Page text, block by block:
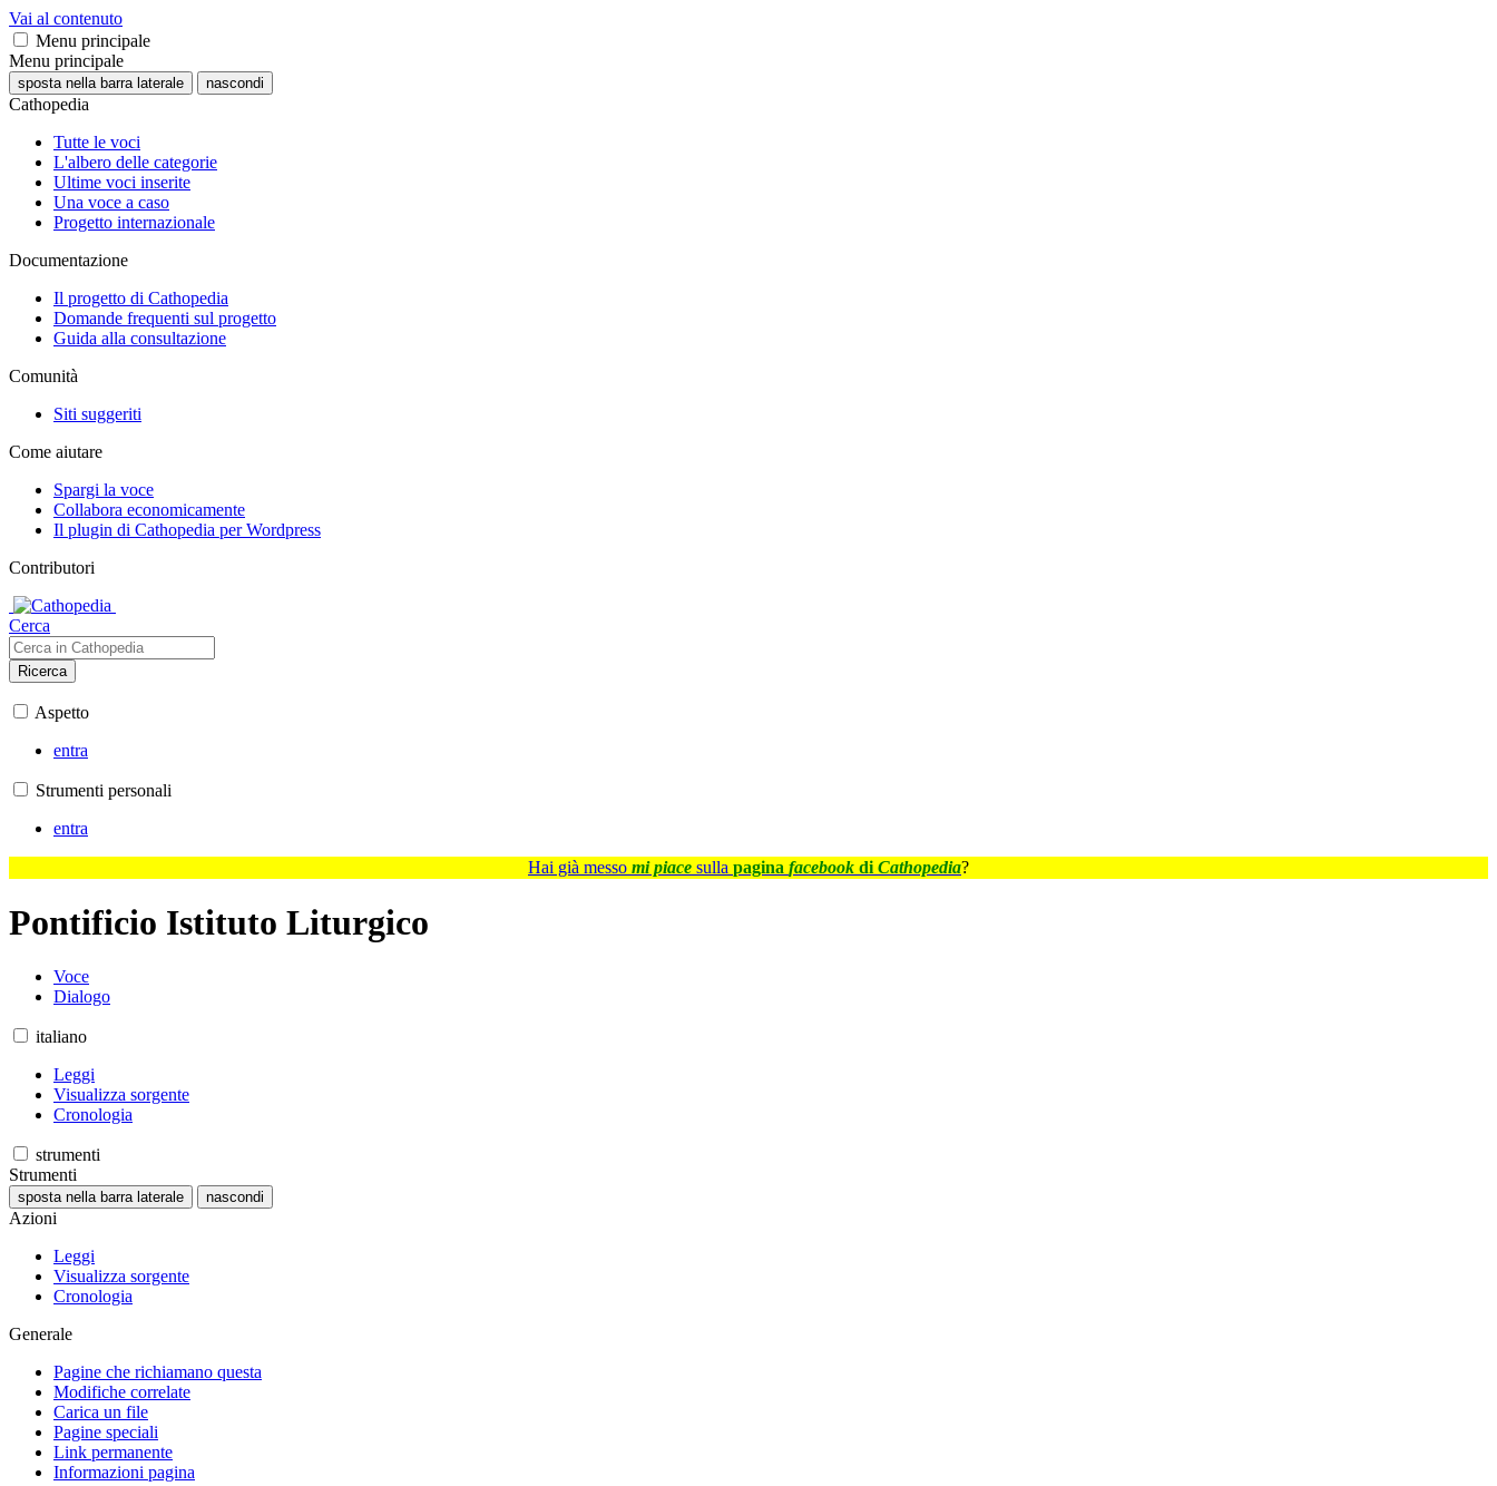
Vai al contenuto
Menu principale
Menu principale
sposta nella barra laterale nascondi
Cathopedia
Tutte le voci
L'albero delle categorie
Ultime voci inserite
Una voce a caso
Progetto internazionale
Documentazione
Il progetto di Cathopedia
Domande frequenti sul progetto
Guida alla consultazione
Comunità
Siti suggeriti
Come aiutare
Spargi la voce
Collabora economicamente
Il plugin di Cathopedia per Wordpress
Contributori
Cerca
Ricerca
Aspetto
entra
Strumenti personali
entra
Hai già messo mi piace sulla pagina facebook di Cathopedia?
Pontificio Istituto Liturgico
Voce
Dialogo
italiano
Leggi
Visualizza sorgente
Cronologia
strumenti
Strumenti
sposta nella barra laterale nascondi
Azioni
Leggi
Visualizza sorgente
Cronologia
Generale
Pagine che richiamano questa
Modifiche correlate
Carica un file
Pagine speciali
Link permanente
Informazioni pagina